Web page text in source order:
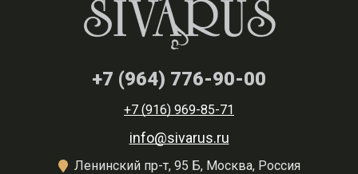
+7 (964) 776-90-00
+7 (916) 969-85-71
info@sivarus.ru
Ленинский пр-т, 95 Б, Москва, Россия